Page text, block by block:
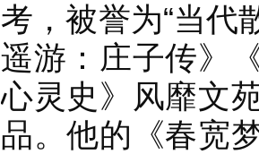
考，被誉为“当代
遥游：庄子传》
心灵史》风靡文
品。他的《春宽